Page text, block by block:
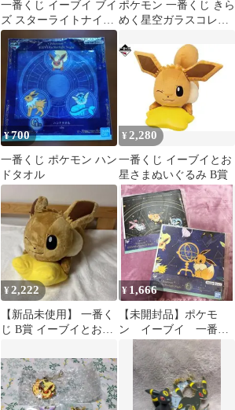
一番くじ イーブイ ブイ
ズ スターライトナイト
メタルチャーム 全9種
コンプ
ポケモン 一番くじ きら
めく星空ガラスコレク
コップ
¥700
一番くじ ポケモン ハン
ドタオル
¥ 2,280
一番くじ イーブイとお
星さまぬいぐるみ B賞
¥2,222
【新品未使用】 一番く
じ B賞 イーブイとお星
¥ 1,666
【未開封品】ポケモ
ン イーブイ 一番く
じ スカーフ 2種セッ